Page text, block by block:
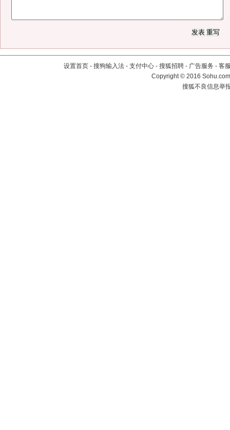
设置首页 - 搜狗输入法 - 支付中心 - 搜狐招聘 - 广告服务 - 客
Copyright©2016
搜狐不良信息举